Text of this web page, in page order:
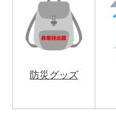
防災グッズ